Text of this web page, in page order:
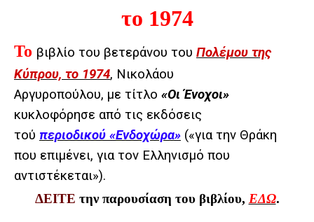
το 1974
Το βιβλίο του βετεράνου του Πολέμου της
Κύπρου, το 1974, Νικολάου
Αργυροπούλου, με τίτλο «Οι Ένοχοι»
κυκλοφόρησε από τις εκδόσεις
τού περιοδικού «Ενδοχώρα» («για την Θράκη
που επιμένει, για τον Ελληνισμό που
αντιστέκεται»).
ΔΕΙΤΕ την παρουσίαση του βιβλίου, ΕΔΩ.